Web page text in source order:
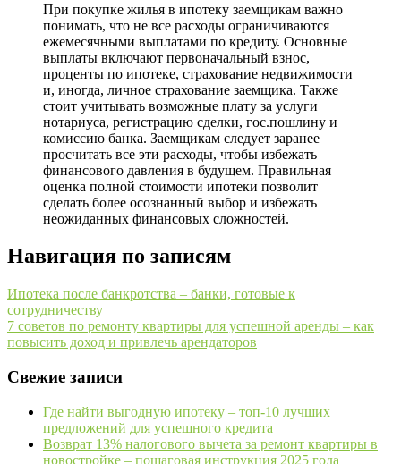
При покупке жилья в ипотеку заемщикам важно
понимать, что не все расходы ограничиваются
ежемесячными выплатами по кредиту. Основные
выплаты включают первоначальный взнос,
проценты по ипотеке, страхование недвижимости
и, иногда, личное страхование заемщика. Также
стоит учитывать возможные плату за услуги
нотариуса, регистрацию сделки, гос.пошлину и
комиссию банка. Заемщикам следует заранее
просчитать все эти расходы, чтобы избежать
финансового давления в будущем. Правильная
оценка полной стоимости ипотеки позволит
сделать более осознанный выбор и избежать
неожиданных финансовых сложностей.
Навигация по записям
Ипотека после банкротства – банки, готовые к
сотрудничеству
7 советов по ремонту квартиры для успешной аренды – как
повысить доход и привлечь арендаторов
Свежие записи
Где найти выгодную ипотеку – топ-10 лучших
предложений для успешного кредита
Возврат 13% налогового вычета за ремонт квартиры в
новостройке – пошаговая инструкция 2025 года